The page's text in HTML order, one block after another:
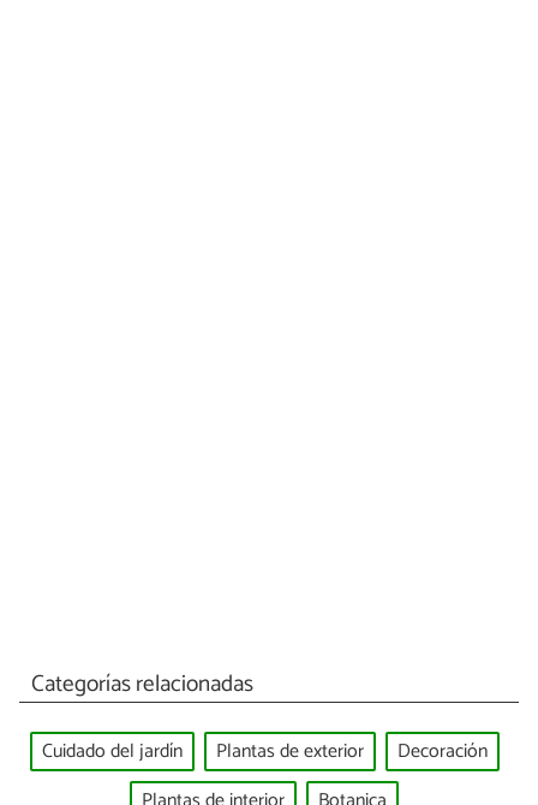
Categorías relacionadas
Cuidado del jardín Plantas de exterior
Decoración